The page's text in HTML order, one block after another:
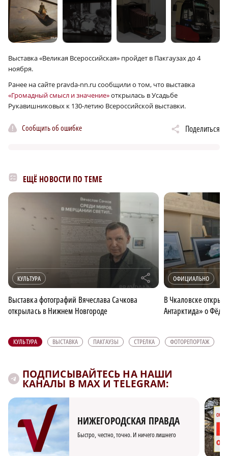
Выставка «Великая Всероссийская» пройдет в Пакгаузах до 4
ноября.
Ранее на сайте pravda-nn.ru сообщили о том, что выставка
«Громадный смысл и значение»открылась в Усадьбе
Рукавишниковых к 130-летию Всероссийской выставки.
Сообщить об ошибке Поделиться
ЕЩЁ НОВОСТИ ПО ТЕМЕ
КУЛЬТУРА r
Выставка фотографий Вячеслава Сачкова
открылась в Нижнем Новгороде
ОФИЦИАЛЬНО
В Чкаловске
Антарктида» о
КУЛЬТУРА ВЫСТАВКА ПАКГАУЗЫ СТРЕЛКА ФОТОРЕПОРТАЖ
ПОДПИСЫВАЙТЕСЬ НА НАШИ
КАНАЛЫ В MAX И TELEGRAM:
НИЖЕГОРОДСКАЯ ПРАВДА
Быстро, честно, точно. И ничего лишнего